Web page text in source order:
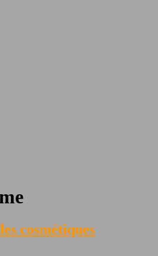
cosmétiques